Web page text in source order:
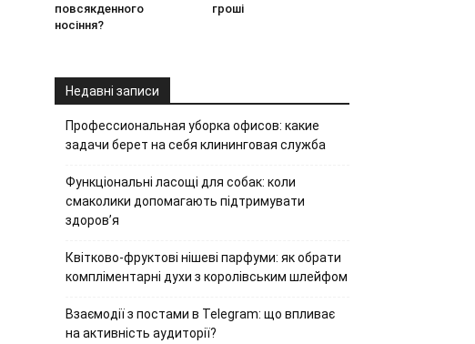
повсякденного
носіння?
гроші
Недавні записи
Профессиональная уборка офисов: какие
задачи берет на себя клининговая служба
Функціональні ласощі для собак: коли
смаколики допомагають підтримувати
здоров’я
Квітково-фруктові нішеві парфуми: як обрати
компліментарні духи з королівським шлейфом
Взаємодії з постами в Telegram: що впливає
на активність аудиторії?